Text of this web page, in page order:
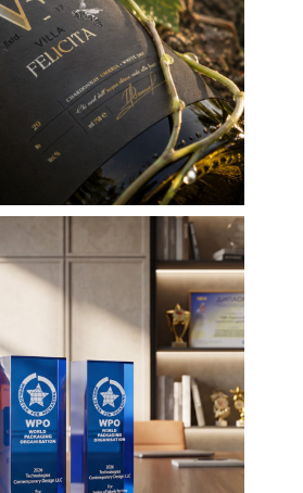
для вина Упаковка
в
упаковки
Awards 2026